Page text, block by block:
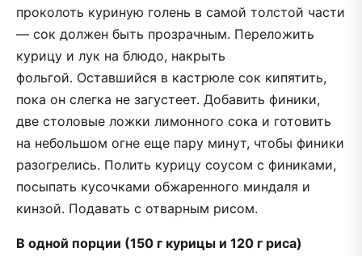
проколоть куриную голень в самой толстой части
— сок должен быть прозрачным. Переложить
курицу и лук на блюдо, накрыть
фольгой. Оставшийся в кастрюле сок кипятить,
пока он слегка не загустеет. Добавить финики,
две столовые ложки лимонного сока и готовить
на небольшом огне еще пару минут, чтобы финики
разогрелись. Полить курицу соусом с финиками,
посыпать кусочками обжаренного миндаля и
кинзой. Подавать с отварным рисом.
В одной порции (150 г курицы и 120 г риса)